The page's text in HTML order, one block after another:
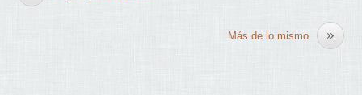
»
Más de lo mismo